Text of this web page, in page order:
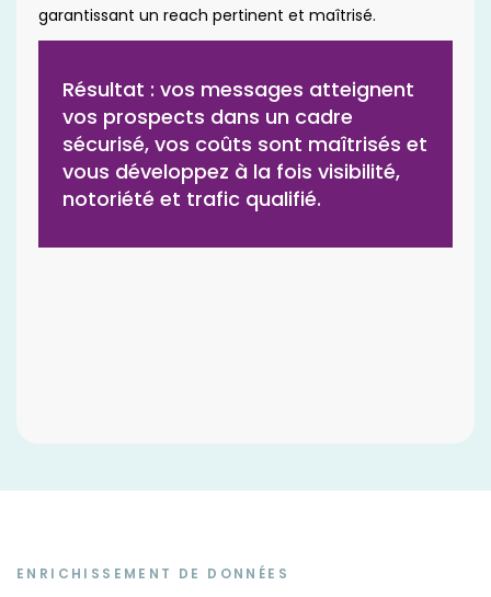
garantissant un reach pertinent et maîtrisé.
Résultat : vos messages atteignent
vos prospects dans un cadre
sécurisé, vos coûts sont maîtrisés et
vous développez à la fois visibilité,
notoriété et trafic qualifié.
ENRICHISSEMENT DE DONNÉES